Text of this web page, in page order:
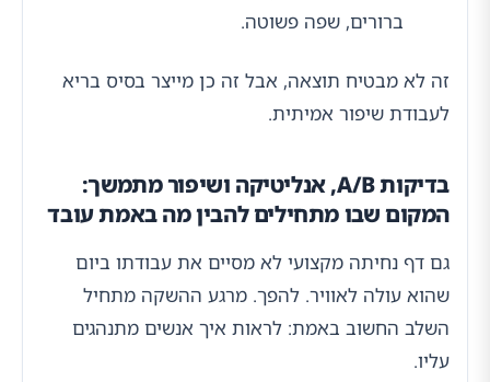
ברורים, שפה פשוטה.
זה לא מבטיח תוצאה, אבל זה כן מייצר בסיס בריא
לעבודת שיפור אמיתית.
בדיקות A/B, אנליטיקה ושיפור מתמשך:
המקום שבו מתחילים להבין מה באמת עובד
גם דף נחיתה מקצועי לא מסיים את עבודתו ביום
שהוא עולה לאוויר. להפך. מרגע ההשקה מתחיל
השלב החשוב באמת: לראות איך אנשים מתנהגים
עליו.